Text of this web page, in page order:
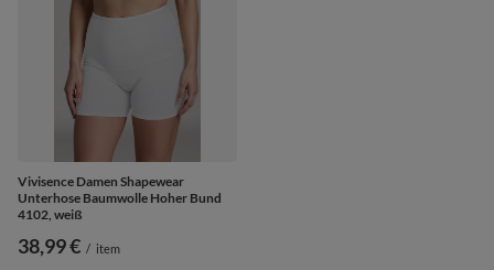
Vivisence Damen Shapewear
Unterhose Baumwolle Hoher Bund
4102, weiß
38,99 € / item